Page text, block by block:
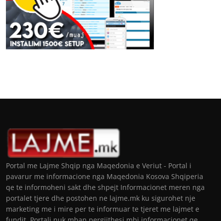
Portal me Lajme Shqip nga Maqedonia e Veriut - Portal i
pavarur me informacione nga Maqedonia Kosova Shqiperia
qe te informoheni sakt dhe shpejt Informacionet meren nga
portalet tjere dhe postohen ne lajme.mk ku sigurohet nje
marketing me i mire per te informuar te tjeret me lajmet e